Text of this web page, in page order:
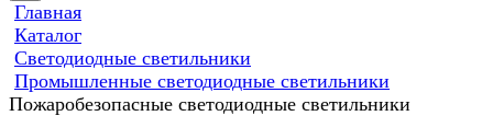
Главная
Каталог
Светодиодные светильники
Промышленные светодиодные светильники
Пожаробезопасные светодиодные светильники